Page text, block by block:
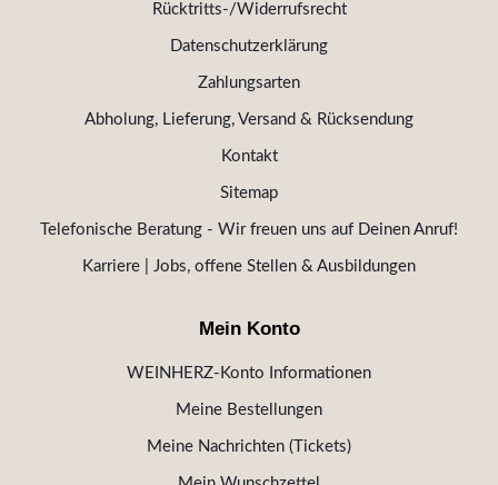
Rücktritts-/Widerrufsrecht
Datenschutzerklärung
Zahlungsarten
Abholung, Lieferung, Versand & Rücksendung
Kontakt
Sitemap
Telefonische Beratung - Wir freuen uns auf Deinen Anruf!
Karriere | Jobs, offene Stellen & Ausbildungen
Mein Konto
WEINHERZ-Konto Informationen
Meine Bestellungen
Meine Nachrichten (Tickets)